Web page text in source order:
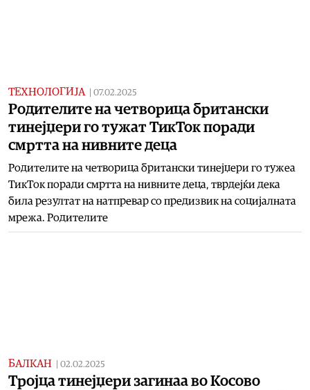
ТЕХНОЛОГИЈА 07.02.2025
Родителите на четворица британски
тинејџери го тужат ТикТок поради
смртта на нивните деца
Родителите на четворица британски тинејџери го тужеа
ТикТок поради смртта на нивните деца, тврдејќи дека
била резултат на натпревар со предизвик на социјалната
мрежа. Родителите
БАЛКАН 02.02.2025
Тројца тинејџери загинаа во Косово